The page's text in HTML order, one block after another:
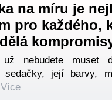
na míru je
pro každého,
už nebudete muset
její barvy,
Více